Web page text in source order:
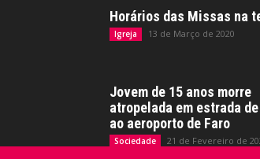
Horários das Missas na
Igreja 13 de Março de 2020
Jovem de 15 anos morre
atropelada em estrada
ao aeroporto de Faro
Sociedade 21 de Fevereiro de